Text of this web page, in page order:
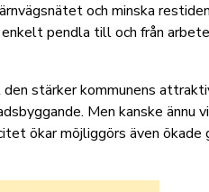
och minska
pendla till och från
stärker kommunens
Men kanske ännu
ökar möjliggörs även ökade